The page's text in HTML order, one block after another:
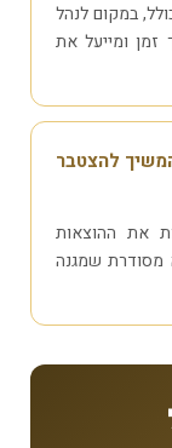
במקום לנהל
ומייעל את
להצטבר
את ההוצאות
מסודרת שמגנה